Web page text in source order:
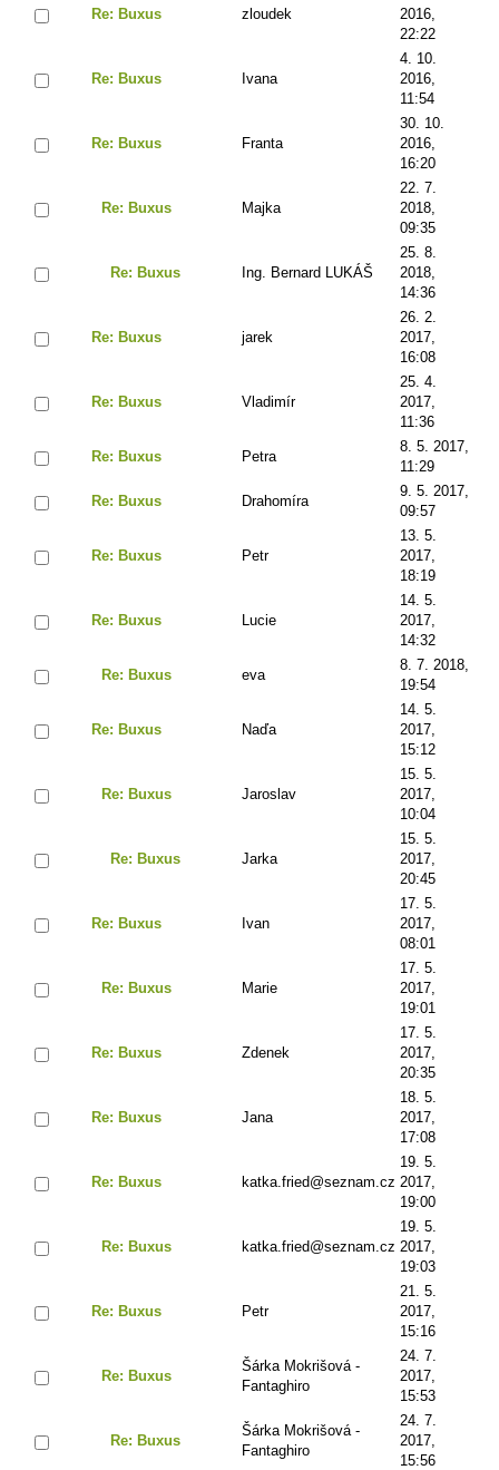
Re: Buxus zloudek
2016,
22:22
Re: Buxus Ivana
4. 10.
2016,
11:54
Re: Buxus Franta
30. 10.
2016,
16:20
Re: Buxus Majka
22. 7.
2018,
09:35
Re: Buxus Ing. Bernard LUKÁŠ
25. 8.
2018,
14:36
Re: Buxus jarek
26. 2.
2017,
16:08
Re: Buxus Vladimír
25. 4.
2017,
11:36
Re: Buxus Petra
8. 5. 2017,
11:29
Re: Buxus Drahomíra
9. 5. 2017,
09:57
Re: Buxus Petr
13. 5.
2017,
18:19
Re: Buxus Lucie
14. 5.
2017,
14:32
Re: Buxus eva
8. 7. 2018,
19:54
Re: Buxus Naďa
14. 5.
2017,
15:12
Re: Buxus Jaroslav
15. 5.
2017,
10:04
Re: Buxus Jarka
15. 5.
2017,
20:45
Re: Buxus Ivan
17. 5.
2017,
08:01
Re: Buxus Marie
17. 5.
2017,
19:01
Re: Buxus Zdenek
17. 5.
2017,
20:35
Re: Buxus Jana
18. 5.
2017,
17:08
Re: Buxus katka.fried@seznam.cz
19. 5.
2017,
19:00
Re: Buxus katka.fried@seznam.cz
19. 5.
2017,
19:03
Re: Buxus Petr
21. 5.
2017,
15:16
Re: Buxus
Šárka Mokrišová -
Fantaghiro
24. 7.
2017,
15:53
Re: Buxus
Šárka Mokrišová -
Fantaghiro
24. 7.
2017,
15:56